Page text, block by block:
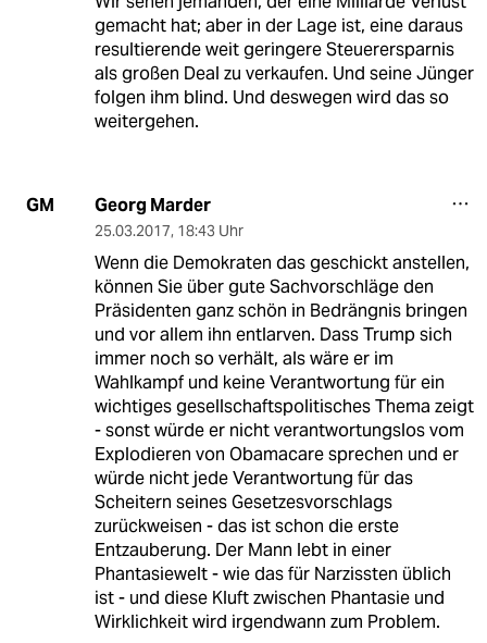
gemacht hat; aber in der Lage ist, eine daraus
resultierende weit geringere Steuerersparnis
als großen Deal zu verkaufen. Und seine Jünger
folgen ihm blind. Und deswegen wird das so
weitergehen.
GM Georg Marder
25.03.2017, 18:43 Uhr
Wenn die Demokraten das geschickt anstellen,
können Sie über gute Sachvorschläge den
Präsidenten ganz schön in Bedrängnis bringen
und vor allem ihn entlarven. Dass Trump sich
immer noch so verhält, als wäre er im
Wahlkampf und keine Verantwortung für ein
wichtiges gesellschaftspolitisches Thema zeigt
- sonst würde er nicht verantwortungslos vom
Explodieren von Obamacare sprechen und er
würde nicht jede Verantwortung für das
Scheitern seines Gesetzesvorschlags
zurückweisen - das ist schon die erste
Entzauberung. Der Mann lebt in einer
Phantasiewelt - wie das für Narzissten üblich
ist - und diese Kluft zwischen Phantasie und
Wirklichkeit wird irgendwann zum Problem.